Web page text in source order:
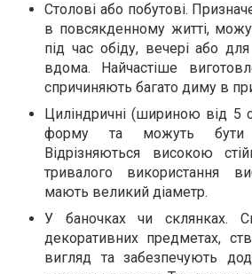
Столові або побутові.
в повсякденному житті,
під час обіду, вечері або
вдома. Найчастіше
спричиняють багато диму в
Циліндричні (шириною від 5
форму та можуть бути
Відрізняються високою
тривалого використання
мають великий діаметр.
У баночках чи склянках.
декоративних предметах,
вигляд та забезпечують